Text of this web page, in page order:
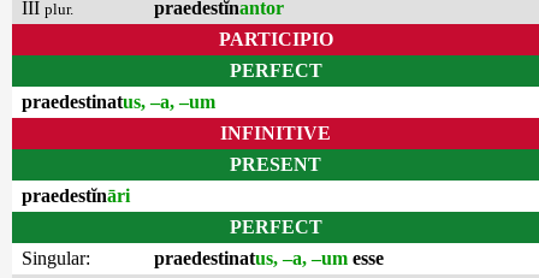
III plur. praedestĭnantor
PARTICIPIO
PERFECT
praedestinatus, –a, –um
INFINITIVE
PRESENT
praedestĭnāri
PERFECT
Singular:
praedestinatus, –a, –um esse